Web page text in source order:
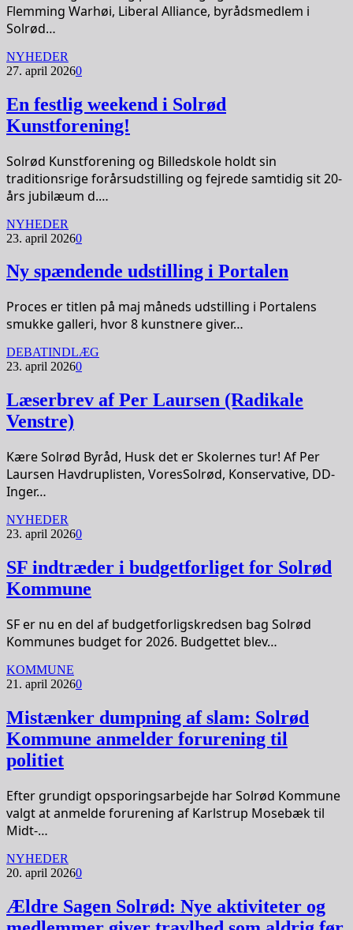
Flemming Warhøi, Liberal Alliance, byrådsmedlem i
Solrød…
NYHEDER
27. april 20260
En festlig weekend i Solrød
Kunstforening!
Solrød Kunstforening og Billedskole holdt sin
traditionsrige forårsudstilling og fejrede samtidig sit 20-
års jubilæum d.…
NYHEDER
23. april 20260
Ny spændende udstilling i Portalen
Proces er titlen på maj måneds udstilling i Portalens
smukke galleri, hvor 8 kunstnere giver…
DEBATINDLÆG
23. april 20260
Læserbrev af Per Laursen (Radikale
Venstre)
Kære Solrød Byråd, Husk det er Skolernes tur! Af Per
Laursen Havdruplisten, VoresSolrød, Konservative, DD-
Inger…
NYHEDER
23. april 20260
SF indtræder i budgetforliget for Solrød
Kommune
SF er nu en del af budgetforligskredsen bag Solrød
Kommunes budget for 2026. Budgettet blev…
KOMMUNE
21. april 20260
Mistænker dumpning af slam: Solrød
Kommune anmelder forurening til
politiet
Efter grundigt opsporingsarbejde har Solrød Kommune
valgt at anmelde forurening af Karlstrup Mosebæk til
Midt-…
NYHEDER
20. april 20260
Ældre Sagen Solrød: Nye aktiviteter og